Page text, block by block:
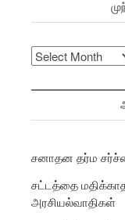
முந்தைய
பதிவுகள்
சனாதன தர்ம
சட்டத்தை
அரசியல்வாதிகள்